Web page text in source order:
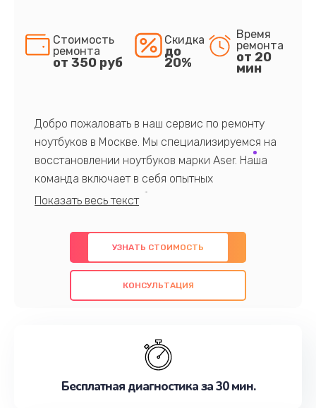
Стоимость
ремонта
от 350 руб
Скидка
до
20%
Время
ремонта
от 20
мин
Добро пожаловать в наш сервис по ремонту
ноутбуков в Москве. Мы специализируемся на
восстановлении ноутбуков марки Aser. Наша
команда включает в себя опытных
профессионалов с обширными знаниями и
предлагаем быстрый и качественный ремонт с
использованием оригинальных компонентов, а
также гарантируем качество всех
проведенных работ. Наша цель - предоставить
наилучшим образом. Не медлите записаться на
УЗНАТЬ СТОИМОСТЬ
КОНСУЛЬТАЦИЯ
Бесплатная диагностика за 30 мин.